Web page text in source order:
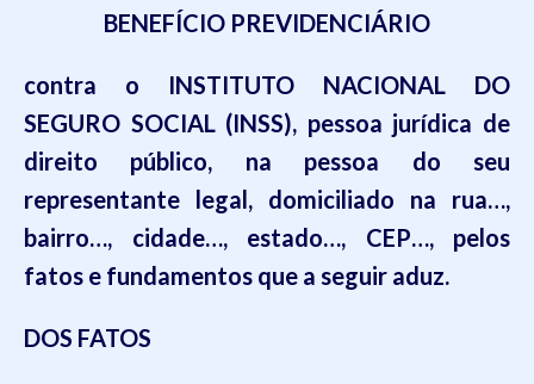
BENEFÍCIO PREVIDENCIÁRIO
contra o INSTITUTO NACIONAL DO
SEGURO SOCIAL (INSS), pessoa jurídica de
direito público, na pessoa do seu
representante legal, domiciliado na rua…,
bairro…, cidade…, estado…, CEP…, pelos
fatos e fundamentos que a seguir aduz.
DOS FATOS